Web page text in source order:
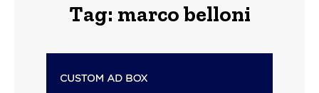
Tag: marco belloni